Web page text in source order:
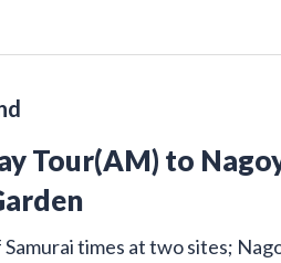
Tour(AM) to
times at two sites;